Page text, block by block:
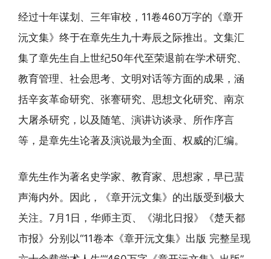
经过十年谋划、三年审校，11卷460万字的《章开
沅文集》终于在章先生九十寿辰之际推出。文集汇
集了章先生自上世纪50年代至荣退前在学术研究、
教育管理、社会思考、文明对话等方面的成果，涵
括辛亥革命研究、张謇研究、思想文化研究、南京
大屠杀研究，以及随笔、演讲访谈录、所作序言
等，是章先生论著及演说最为全面、权威的汇编。
章先生作为著名史学家、教育家、思想家，早已蜚
声海内外。因此，《章开沅文集》的出版受到极大
关注。7月1日，华师主页、《湖北日报》《楚天都
市报》分别以“11卷本《章开沅文集》出版 完整呈现